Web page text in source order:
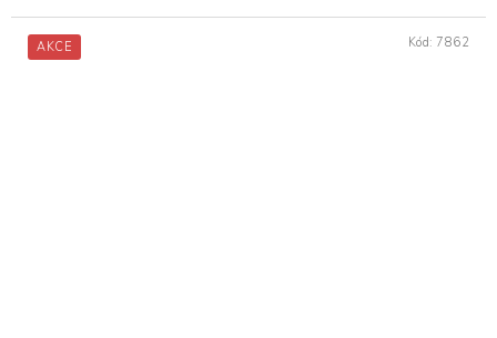
AKCE Kód: 7862